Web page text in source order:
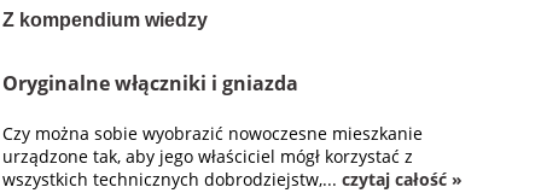
Z kompendium wiedzy
Oryginalne włączniki i gniazda
Czy można sobie wyobrazić nowoczesne mieszkanie
urządzone tak, aby jego właściciel mógł korzystać z
wszystkich technicznych dobrodziejstw,...czytaj całość »